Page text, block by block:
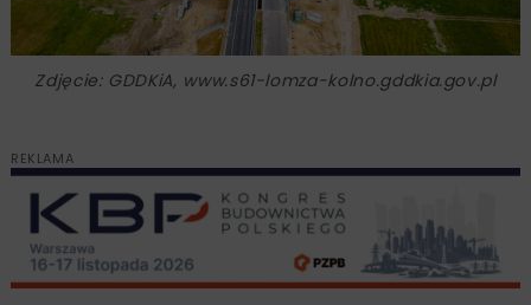
Zdjęcie: GDDKiA, www.s61-lomza-kolno.gddkia.gov.pl
REKLAMA